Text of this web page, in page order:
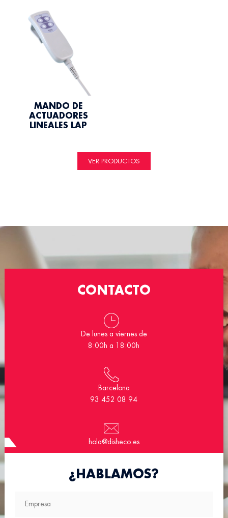
MANDO DE
ACTUADORES
LINEALES LAP
VER PRODUCTOS
CONTACTO
De lunes a viernes de
8:00h a 18:00h
Barcelona
93 452 08 94
hola@disheco.es
¿HABLAMOS?